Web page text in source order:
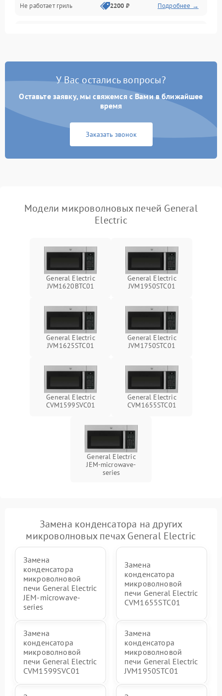
Не работает гриль 2200 ₽ Подробнее →
Появление запаха гари 2400 ₽ Подробнее →
Проблемы с вентилятором 2000 ₽
Поломка системы
охлаждения
Подробнее →
Не работают сенсорные
Сломался трансформатор Подробнее →
У Вас остались вопросы?
Оставьте заявку, мы свяжемся с Вами в ближайшее
время
Заказать звонок
Модели микроволновых печей General
Electric
General Electric
JVM1620BTC01
General Electric
JVM1950STC01
General Electric
JVM1625STC01
General Electric
JVM1750STC01
General Electric
CVM1599SVC01
General Electric
CVM1655STC01
General Electric
JEM-microwave-
series
Замена конденсатора на других
микроволновых печах General Electric
Замена
конденсатора
микроволновой
печи General Electric
JEM-microwave-
series
Замена
конденсатора
микроволновой
печи General Electric
CVM1655STC01
Замена
конденсатора
микроволновой
печи General Electric
CVM1599SVC01
Замена
конденсатора
микроволновой
печи General Electric
JVM1950STC01